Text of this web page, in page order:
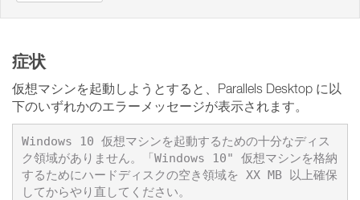
症状
仮想マシンを起動しようとすると、Parallels Desktop に以
下のいずれかのエラーメッセージが表示されます。
Windows 10 仮想マシンを起動するための十分なディス
ク領域がありません。「Windows 10" 仮想マシンを格納
するためにハードディスクの空き領域を XX MB 以上確保
してからやり直してください。